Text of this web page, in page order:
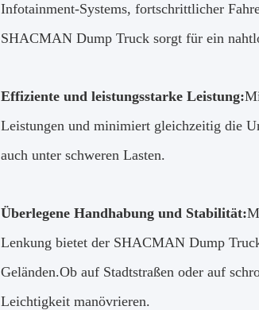
Infotainment-Systems, fortschrittlicher
SHACMAN Dump Truck sorgt für ein
Effiziente und leistungsstarke Leistung:
Leistungen und minimiert gleichzeitig die
auch unter schweren Lasten.
Überlegene Handhabung und Stabilität:
Lenkung bietet der SHACMAN Dump
Geländen.Ob auf Stadtstraßen oder auf
Leichtigkeit manövrieren.